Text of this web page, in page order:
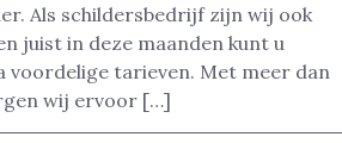
Als schildersbedrijf zijn wij ook
juist in deze maanden kunt u
tarieven. Met meer dan
wij ervoor […]